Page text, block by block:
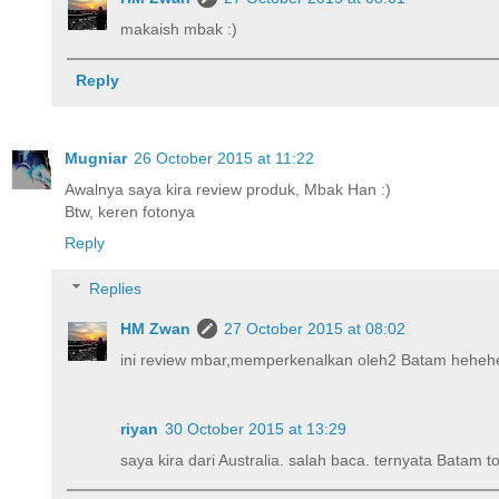
makaish mbak :)
Reply
Mugniar 26 October 2015 at 11:22
Awalnya saya kira review produk, Mbak Han :)
Btw, keren fotonya
Reply
Replies
HM Zwan
27 October 2015 at 08:02
ini review mbar,memperkenalkan oleh2 Batam
riyan 30 October 2015 at 13:29
saya kira dari Australia. salah baca. ternyata Batam